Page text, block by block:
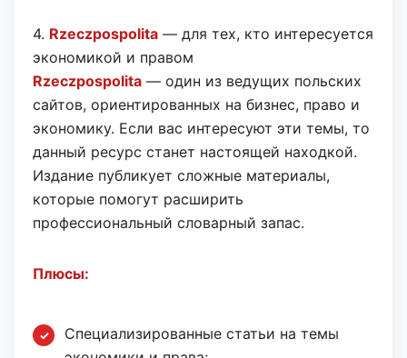
4. Rzeczpospolita — для тех, кто интересуется
экономикой и правом
Rzeczpospolita — один из ведущих польских
сайтов, ориентированных на бизнес, право и
экономику. Если вас интересуют эти темы, то
данный ресурс станет настоящей находкой.
Издание публикует сложные материалы,
которые помогут расширить
профессиональный словарный запас.
Плюсы:
Специализированные статьи на темы